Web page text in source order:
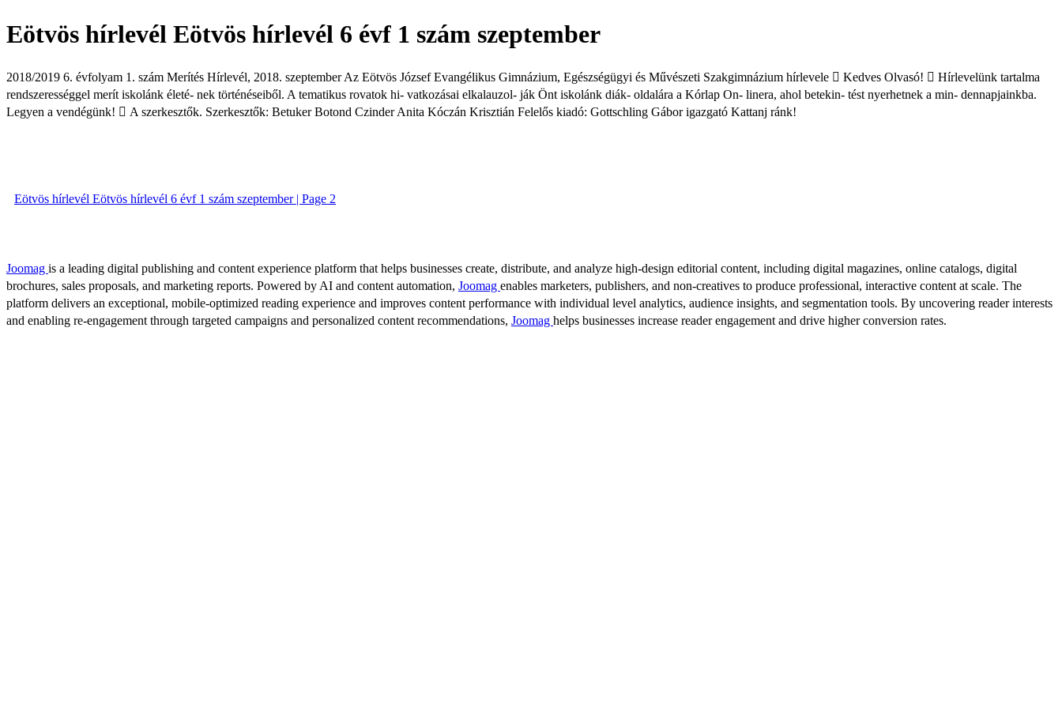
Eötvös hírlevél Eötvös hírlevél 6 évf 1 szám szeptember
2018/2019 6. évfolyam 1. szám Merítés Hírlevél, 2018. szeptember Az Eötvös József Evangélikus Gimnázium, Egészségügyi és Művészeti Szakgimnázium hírlevele  Kedves Olvasó!  Hírlevelünk tartalma
rendszerességgel merít iskolánk életé- nek történéseiből. A tematikus rovatok hi- vatkozásai elkalauzol- ják Önt iskolánk diák- oldalára a Kórlap On- linera, ahol betekin- tést nyerhetnek a min- dennapjainkba.
Legyen a vendégünk!  A szerkesztők. Szerkesztők: Betuker Botond Czinder Anita Kóczán Krisztián Felelős kiadó: Gottschling Gábor igazgató Kattanj ránk!
Eötvös hírlevél Eötvös hírlevél 6 évf 1 szám szeptember | Page 2
Joomag is a leading digital publishing and content experience platform that helps businesses create, distribute, and analyze high-design editorial content, including digital magazines, online catalogs, digital
brochures, sales proposals, and marketing reports. Powered by AI and content automation, Joomag enables marketers, publishers, and non-creatives to produce professional, interactive content at scale. The
platform delivers an exceptional, mobile-optimized reading experience and improves content performance with individual level analytics, audience insights, and segmentation tools. By uncovering reader interests
and enabling re-engagement through targeted campaigns and personalized content recommendations, Joomag helps businesses increase reader engagement and drive higher conversion rates.